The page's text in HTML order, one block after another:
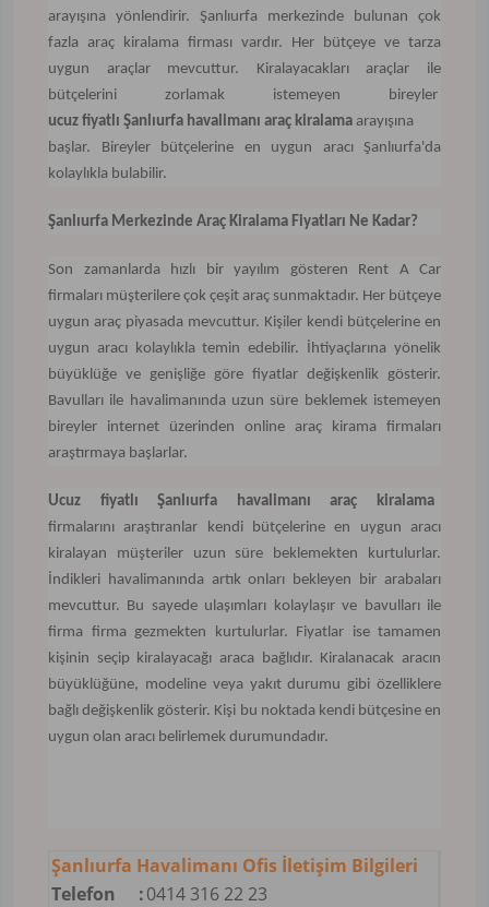
arayışına yönlendirir. Şanlıurfa merkezinde bulunan çok
fazla araç kiralama firması vardır. Her bütçeye ve tarza
uygun araçlar mevcuttur. Kiralayacakları araçlar ile
bütçelerini zorlamak istemeyen bireyler
ucuz fiyatlı Şanlıurfa havalimanı araç kiralama arayışına
başlar. Bireyler bütçelerine en uygun aracı Şanlıurfa'da
kolaylıkla bulabilir.
Şanlıurfa Merkezinde Araç Kiralama Fiyatları Ne Kadar?
Son zamanlarda hızlı bir yayılım gösteren Rent A Car
firmaları müşterilere çok çeşit araç sunmaktadır. Her bütçeye
uygun araç piyasada mevcuttur. Kişiler kendi bütçelerine en
uygun aracı kolaylıkla temin edebilir. İhtiyaçlarına yönelik
büyüklüğe ve genişliğe göre fiyatlar değişkenlik gösterir.
Bavulları ile havalimanında uzun süre beklemek istemeyen
bireyler internet üzerinden online araç kirama firmaları
araştırmaya başlarlar.
Ucuz fiyatlı Şanlıurfa havalimanı araç
kiralama
firmalarını araştıranlar kendi bütçelerine en uygun aracı
kiralayan müşteriler uzun süre beklemekten kurtulurlar.
İndikleri havalimanında artık onları bekleyen bir arabaları
mevcuttur. Bu sayede ulaşımları kolaylaşır ve bavulları ile
firma firma gezmekten kurtulurlar. Fiyatlar ise tamamen
kişinin seçip kiralayacağı araca bağlıdır. Kiralanacak aracın
büyüklüğüne, modeline veya yakıt durumu gibi özelliklere
bağlı değişkenlik gösterir. Kişi bu noktada kendi bütçesine en
uygun olan aracı belirlemek durumundadır.
Şanlıurfa Havalimanı Ofis İletişim Bilgileri
Telefon
:0414 316 22 23